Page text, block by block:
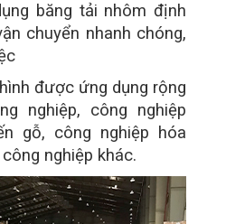
băng tải nhôm định
chuyển nhanh chóng,
được ứng dụng rộng
nghiệp, công nghiệp
gỗ, công nghiệp hóa
nghiệp khác.